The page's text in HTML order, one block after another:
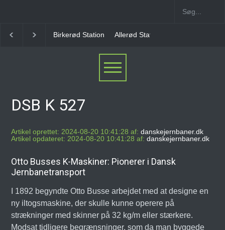
Birkerød Station Allerød Station
DSB K 527
Artikel oprettet: 2024-08-20 10:41:28 af: danskejernbaner.dk
Artikel opdateret: 2024-08-20 10:41:28 af: danskejernbaner.dk
Otto Busses K-Maskiner: Pionerer i Dansk
Jernbanetransport
I 1892 begyndte Otto Busse arbejdet med at designe en
ny iltogsmaskine, der skulle kunne operere på
strækninger med skinner på 32 kg/m eller stærkere.
Modsat tidligere begrænsninger, som da man byggede